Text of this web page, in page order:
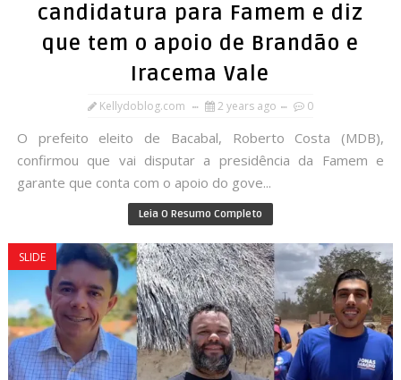
candidatura para Famem e diz
que tem o apoio de Brandão e
Iracema Vale
Kellydoblog.com 2 years ago 0
O prefeito eleito de Bacabal, Roberto Costa (MDB),
confirmou que vai disputar a presidência da Famem e
garante que conta com o apoio do gove...
Leia O Resumo Completo
SLIDE